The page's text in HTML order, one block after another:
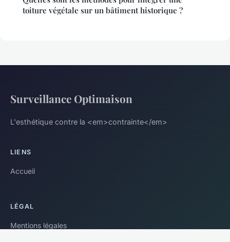
toiture végétale sur un bâtiment historique ?
Surveillance Optimaison
L'esthétique contre la <em>contrainte</em>
LIENS
Accueil
LÉGAL
Mentions légales